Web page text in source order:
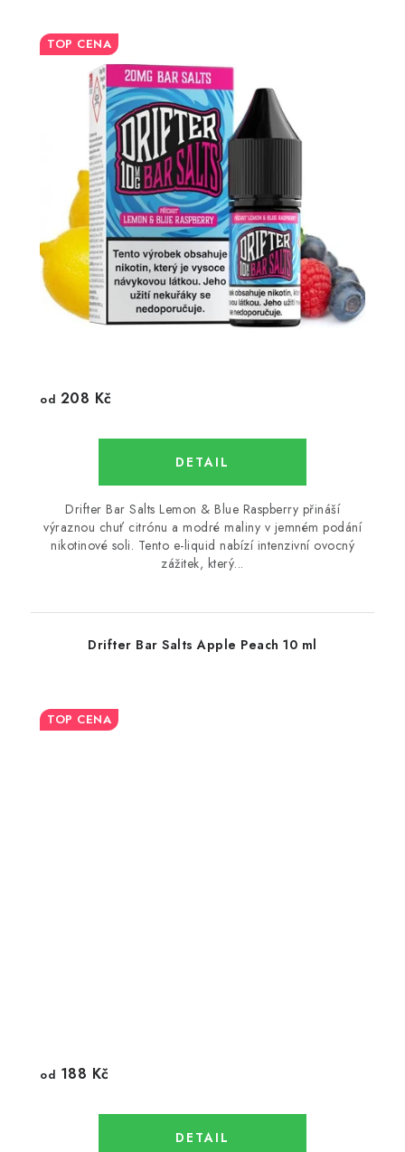
TOP CENA
od 208 Kč
Drifter Bar Salts Lemon & Blue Raspberry přináší
výraznou chuť citrónu a modré maliny v jemném podání
nikotinové soli. Tento e-liquid nabízí intenzivní ovocný
zážitek, který...
Drifter Bar Salts Apple Peach 10 ml
TOP CENA
od 188 Kč